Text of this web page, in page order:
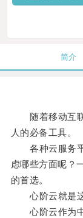
简介
随着移动互联
人的必备工具。
各种云服务平
虑哪些方面呢？
的首选。
心阶云就是这
心阶云作为中